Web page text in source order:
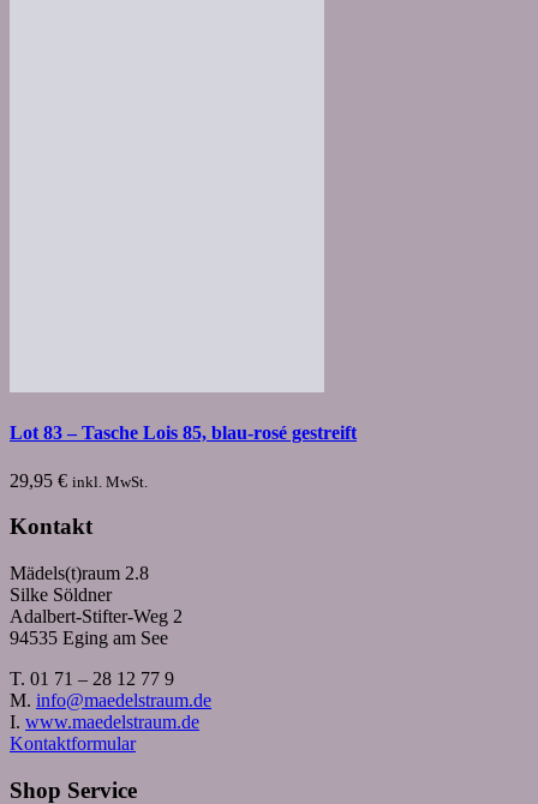
Lot 83 – Tasche Lois 85, blau-rosé gestreift
29,95 € inkl. MwSt.
Kontakt
Mädels(t)raum 2.8
Silke Söldner
Adalbert-Stifter-Weg 2
94535 Eging am See
T. 01 71 – 28 12 77 9
M. info@maedelstraum.de
I. www.maedelstraum.de
Kontaktformular
Shop Service